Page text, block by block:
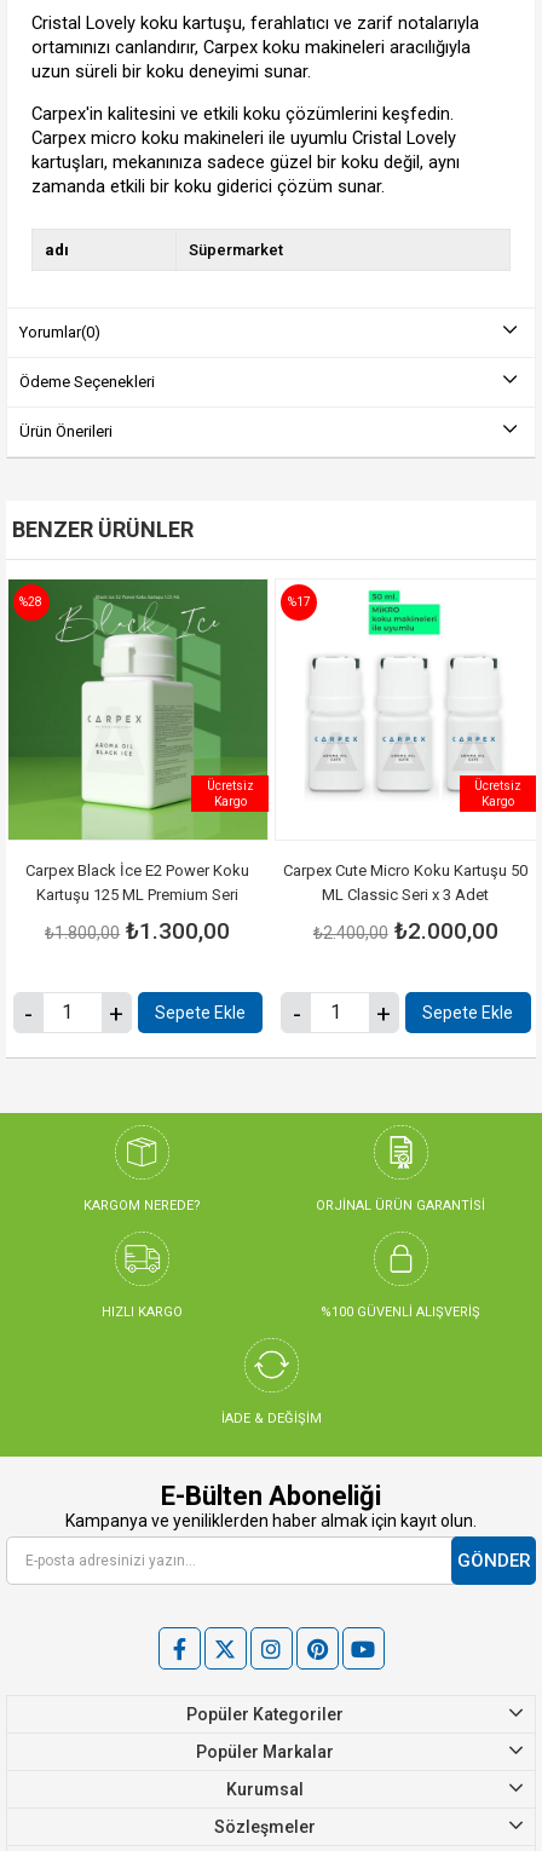
Cristal Lovely koku kartuşu, ferahlatıcı ve zarif notalarıyla
ortamınızı canlandırır, Carpex koku makineleri aracılığıyla
uzun süreli bir koku deneyimi sunar.
Carpex'in kalitesini ve etkili koku çözümlerini keşfedin.
Carpex micro koku makineleri ile uyumlu Cristal Lovely
kartuşları, mekanınıza sadece güzel bir koku değil, aynı
zamanda etkili bir koku giderici çözüm sunar.
adı Süpermarket
Yorumlar(0)
Ödeme Seçenekleri
Ürün Önerileri
BENZER ÜRÜNLER
Carpex Black İce E2 Power Koku
Kartuşu 125 ML Premium Seri
₺1.800,00 ₺1.300,00
Sepete Ekle
%28
Ücretsiz
Kargo
Carpex Cute Micro Koku Kartuşu 50
ML Classic Seri x 3 Adet
₺2.400,00 ₺2.000,00
Sepete Ekle
%17
Ücretsiz
Kargo
KARGOM NEREDE? ORJİNAL ÜRÜN GARANTİSİ
HIZLI KARGO %100 GÜVENLİ ALIŞVERİŞ
İADE & DEĞİŞİM
E-Bülten Aboneliği
Kampanya ve yeniliklerden haber almak için kayıt olun.
GÖNDER
Popüler Kategoriler
Popüler Markalar
Kurumsal
Sözleşmeler